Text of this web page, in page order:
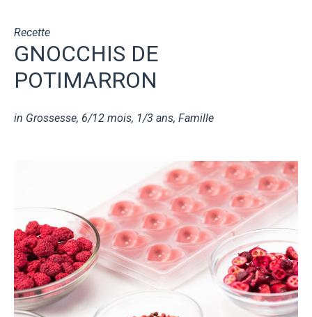
Recette
GNOCCHIS DE
POTIMARRON
in Grossesse, 6/12 mois, 1/3 ans, Famille